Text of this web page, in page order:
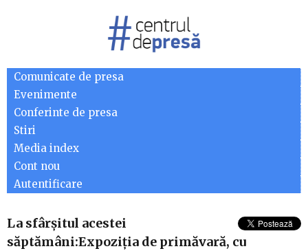
Comunicate de presa
Evenimente
Conferinte de presa
Stiri
Media index
Cont nou
Autentificare
La sfârşitul acestei
săptămâni:Expoziţia de primăvară, cu